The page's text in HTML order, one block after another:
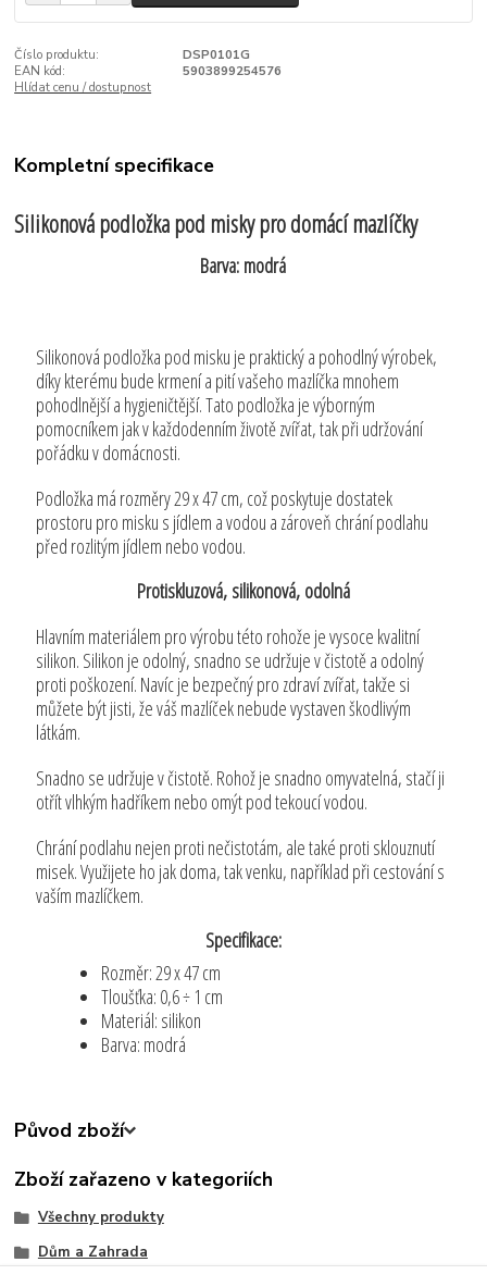
Číslo produktu:
DSP0101G
EAN kód:
5903899254576
Hlídat cenu / dostupnost
Kompletní specifikace
Silikonová podložka pod misky pro domácí mazlíčky
Barva: modrá
Silikonová podložka pod misku je praktický a pohodlný výrobek,
díky kterému bude krmení a pití vašeho mazlíčka mnohem
pohodlnější a hygieničtější. Tato podložka je výborným
pomocníkem jak v každodenním životě zvířat, tak při udržování
pořádku v domácnosti.
Podložka má rozměry 29 x 47 cm, což poskytuje dostatek
prostoru pro misku s jídlem a vodou a zároveň chrání podlahu
před rozlitým jídlem nebo vodou.
Protiskluzová, silikonová, odolná
Hlavním materiálem pro výrobu této rohože je vysoce kvalitní
silikon. Silikon je odolný, snadno se udržuje v čistotě a odolný
proti poškození. Navíc je bezpečný pro zdraví zvířat, takže si
můžete být jisti, že váš mazlíček nebude vystaven škodlivým
látkám.
Snadno se udržuje v čistotě. Rohož je snadno omyvatelná, stačí ji
otřít vlhkým hadříkem nebo omýt pod tekoucí vodou.
Chrání podlahu nejen proti nečistotám, ale také proti sklouznutí
misek. Využijete ho jak doma, tak venku, například při cestování s
vaším mazlíčkem.
Specifikace:
Rozměr: 29 x 47 cm
Tloušťka: 0,6 ÷ 1 cm
Materiál: silikon
Barva: modrá
Původ zboží
Zboží zařazeno v kategoriích
Všechny produkty
Dům a Zahrada